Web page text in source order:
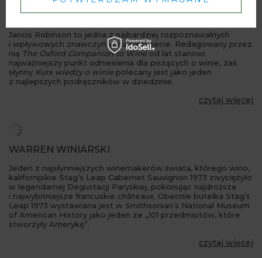
JANCIS ROBINSON
Jancis Robinson to jedna z najbardziej rozpoznawalnych
i wpływowych znawczyń wina na świecie. Redagowany przez
nią The Oxford Companion to Wineod lat stanowi
najważniejszy punkt odniesienia dla piszących o winie, zaś
słynny Kurs wiedzy o winie polecany jest jako jeden
z najlepszych podręczników w dziedzinie.
czytaj więcej
WARREN WINIARSKI
Jeden z najsłynniejszych winemakerów świata, którego wino,
kalifornijskie Stag’s Leap Cabernet Sauvignon 1973 zwyciężyło
w legendarnej Degustacji Paryskiej, pokonując najdroższe
i najwybitniejsze francuskie châteaux. Obecnie butelka Stag’s
Leap 1973 wystawiana jest w Smithsonian’s National Museum
of American History jako jeden ze „101 przedmiotów, które
stworzyły Amerykę”.
czytaj więcej